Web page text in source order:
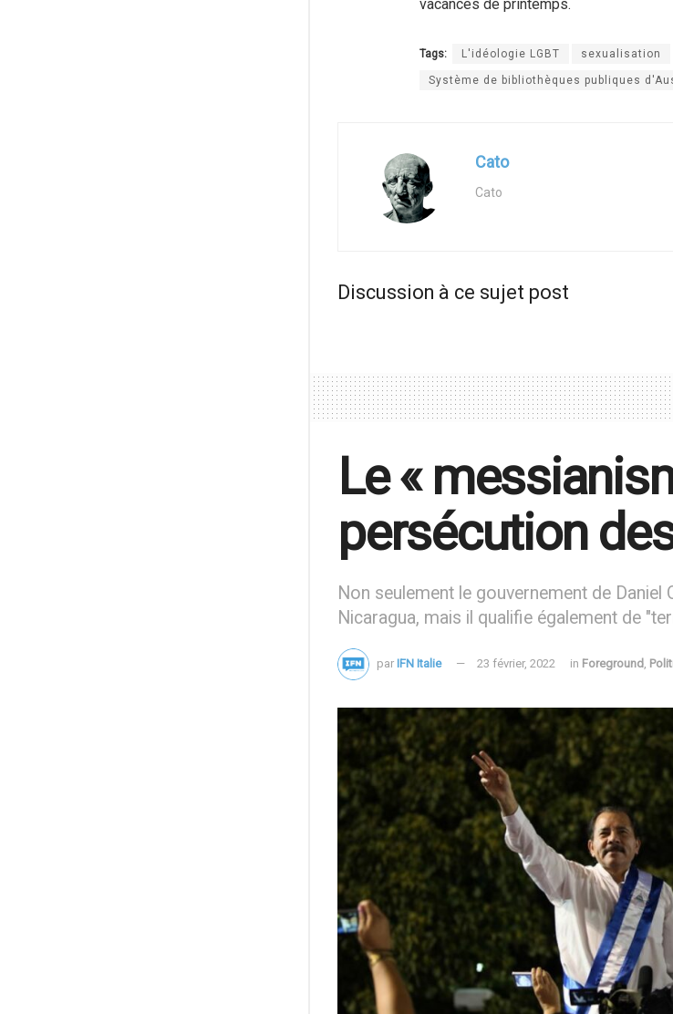
vacances de printemps.
Tags: L'idéologie LGBT sexualisation
Système de bibliothèques publiques
Cato
Cato
Discussion à ce sujet post
Le «
persécution
Non seulement le gouvernement de
Nicaragua, mais il qualifie également de
par IFN Italie 23 février, 2022 in Foreground ,